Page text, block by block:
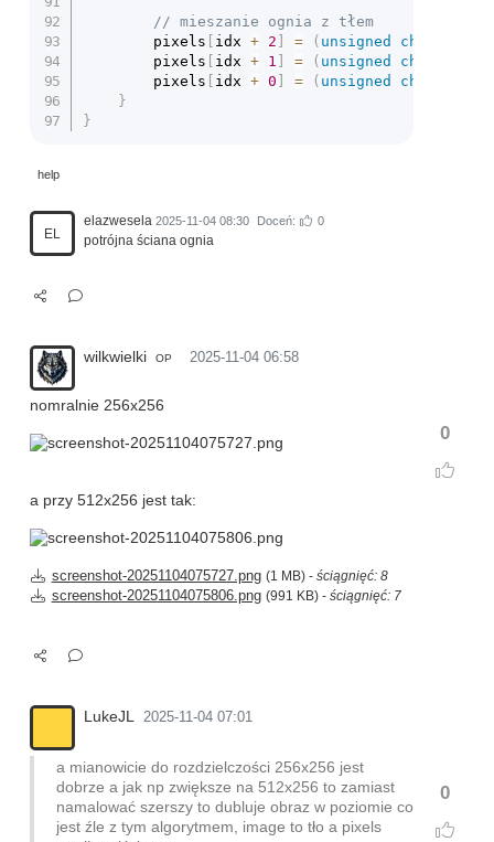
// mieszanie ognia z tłem
		pixels
[ idx + 2 ] = ( unsigned char
		pixels
[ idx + 1 ] = ( unsigned char
		pixels
[ idx + 0 ] = ( unsigned char
}
}
help
EL
elazwesela 2025-11-04 08:30 Doceń: 0
potrójna ściana ognia
wilkwielki OP 2025-11-04 06:58
0
nomralnie 256x256
a przy 512x256 jest tak:
screenshot-20251104075727.png (1 MB) - ściągnięć: 8
screenshot-20251104075806.png (991 KB) - ściągnięć: 7
LukeJL 2025-11-04 07:01
0
a mianowicie do rozdzielczości 256x256 jest
dobrze a jak np zwiększe na 512x256 to zamiast
namalować szerszy to dubluje obraz w poziomie co
jest źle z tym algorytmem, image to tło a pixels